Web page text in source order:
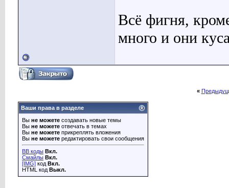
Всё фигня,
много и они
«
Ваши права в разделе
Вы не можете создавать новые темы
Вы не можете отвечать в темах
Вы не можете прикреплять вложения
Вы не можете редактировать свои сообщения
BB коды Вкл.
Смайлы Вкл.
[IMG] код Вкл.
HTML код Выкл.